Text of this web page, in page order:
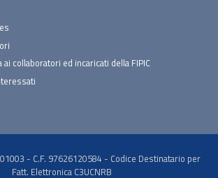
collaboratori ed incaricati della FIPIC
- C.F. 97626120584 - Codice Destinatario per
Fatt. Elettronica C3UCNRB